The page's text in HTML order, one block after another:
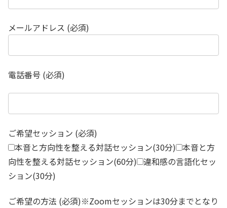
メールアドレス (必須)
電話番号 (必須)
ご希望セッション (必須)
本音と方向性を整える対話セッション(30分) 本音と方
向性を整える対話セッション(60分) 違和感の言語化セッ
ション(30分)
ご希望の方法 (必須)※Zoomセッションは30分までとなり